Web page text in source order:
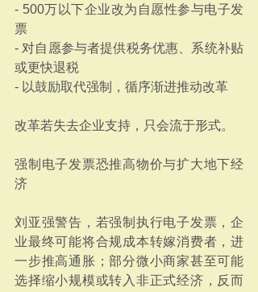
- 500万以下企业改为自愿性参与电子发
票
- 对自愿参与者提供税务优惠、系统补贴
或更快退税
- 以鼓励取代强制，循序渐进推动改革
改革若失去企业支持，只会流于形式。
强制电子发票恐推高物价与扩大地下经
济
刘亚强警告，若强制执行电子发票，企
业最终可能将合规成本转嫁消费者，进
一步推高通胀；部分微小商家甚至可能
选择缩小规模或转入非正式经济，反而